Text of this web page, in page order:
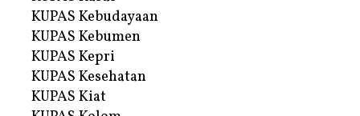
KUPAS Kebudayaan
KUPAS Kebumen
KUPAS Kepri
KUPAS Kesehatan
KUPAS Kiat